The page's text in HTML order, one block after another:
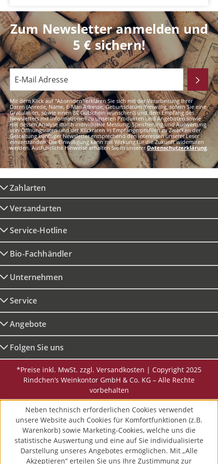
Zum Newsletter anmelden und
5 € sichern!
Mit dem Klick auf "Absenden" erklären Sie sich mit der Verarbeitung Ihrer
Daten (Anrede, Name, E-Mail Adresse, Geburtsdatum (freiwillig, sofern Sie eine
Gratulation, sowie einen 8€ Gutschein wünschen)) und dem Empfang des
Newsletters mit Informationen zu unseren Produkten und Angeboten sowie
mit dessen Analyse durch individuelle Messung, Speicherung und Auswertung
von Öffnungsraten und der Klickraten in Empfängerprofilen zu Zwecken der
Gestaltung künftiger Newsletter entsprechend den Interessen unserer Leser
einverstanden. Die Einwilligung kann mit Wirkung für die Zukunft widerrufen
werden. Ausführliche Hinweise erhalten Sie in unsererDatenschutzerklärung.
Zahlarten
Versandarten
Service-Hotline
Bio-Fachhändler
Unternehmen
Service
Angebote
Folgen Sie uns
*Preise inkl. MwSt. zzgl. Versandkosten | Copyright 2025
Rindchen’s Weinkontor GmbH & Co. KG – Alle Rechte
vorbehalten
Neben technisch erforderlichen Cookies verwendet
unsere Website auch Cookies für Komfortfunktionen (z.B.
Warenkorb) sowie Marketing-Cookies, welche uns die
statistische Auswertung und eine auf Sie individualisierte
Darstellung unseres Angebotes ermöglichen. Mit „Alle
Akzeptieren“ erteilen Sie uns Ihre Zustimmung zur